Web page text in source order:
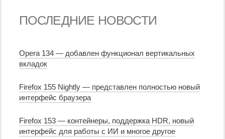
ПОСЛЕДНИЕ НОВОСТИ
Opera 134 — добавлен функционал вертикальных
вкладок
Firefox 155 Nightly — представлен полностью новый
интерфейс браузера
Firefox 153 — контейнеры, поддержка HDR, новый
интерфейс для работы с ИИ и многое другое